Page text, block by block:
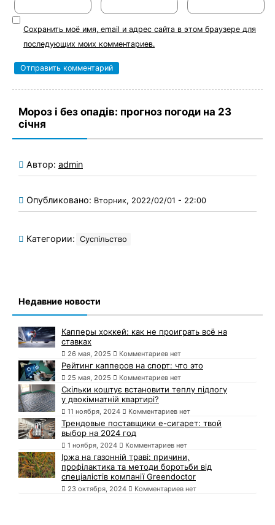
Сохранить моё имя, email и адрес сайта в этом браузере для
последующих моих комментариев.
Мороз і без опадів: прогноз погоди на 23
січня
Автор: admin
Опубликовано: Вторник, 2022/02/01 - 22:00
Категории: Суспільство
Недавние новости
Капперы хоккей: как не проиграть всё на
ставках
26 мая, 2025 Комментариев нет
Рейтинг капперов на спорт: что это
25 мая, 2025 Комментариев нет
Скільки коштує встановити теплу підлогу
у двокімнатній квартирі?
11 ноября, 2024 Комментариев нет
Трендовые поставщики e-сигарет: твой
выбор на 2024 год
1 ноября, 2024 Комментариев нет
Іржа на газонній траві: причини,
профілактика та методи боротьби від
спеціалістів компанії Greendoctor
23 октября, 2024 Комментариев нет